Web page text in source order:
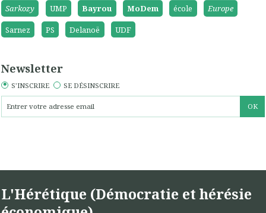
Sarkozy UMP Bayrou MoDem école
Europe
Sarnez
PS Delanoë UDF
Newsletter
S'INSCRIRE SE DÉSINSCRIRE
L'Hérétique (Démocratie et hérésie